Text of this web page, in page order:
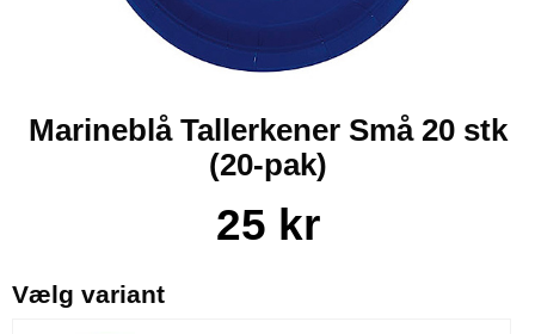
Marineblå Tallerkener Små 20 stk
(20-pak)
Køb dette produkt Marineblå Tallerkener Små 20 stk
pris
25 kr
Vælg variant, (Valg af en ny radioknap vil